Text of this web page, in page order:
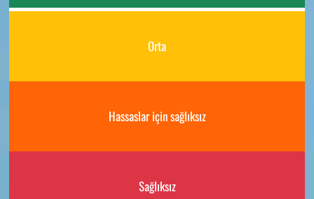
Orta
Hassaslar için sağlıksız
Sağlıksız